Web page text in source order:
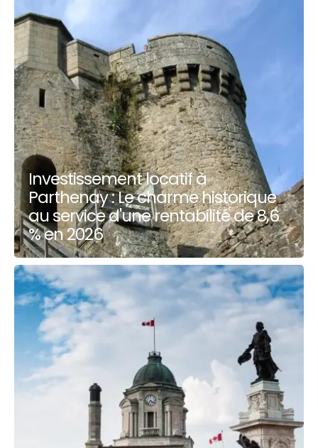
Investissement locatif à
Parthenay : Le charme historique
au service d'une rentabilité de 8,6
% en 2026